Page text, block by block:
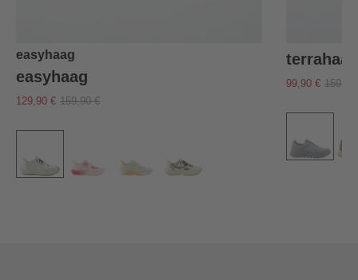
easyhaag
easyhaag
129,90 € 159,90 €
99,90 € 159,90